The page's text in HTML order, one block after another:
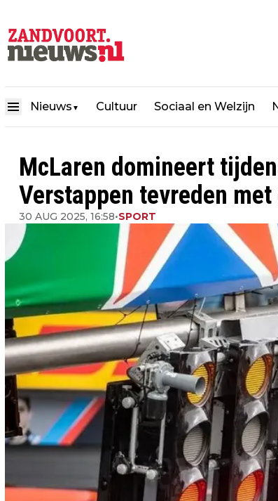
Nieuws ▼ Cultuur Sociaal en Welzijn
McLaren domineert
Verstappen tevreden
30 AUG 2025, 16:58•SPORT